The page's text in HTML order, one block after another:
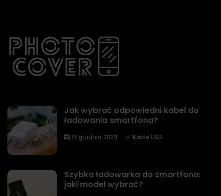
Jak wybrać odpowiedni kabel do
ładowania smartfona?
19 grudnia 2023 Kable USB
Szybka ładowarka do smartfona:
jaki model wybrać?